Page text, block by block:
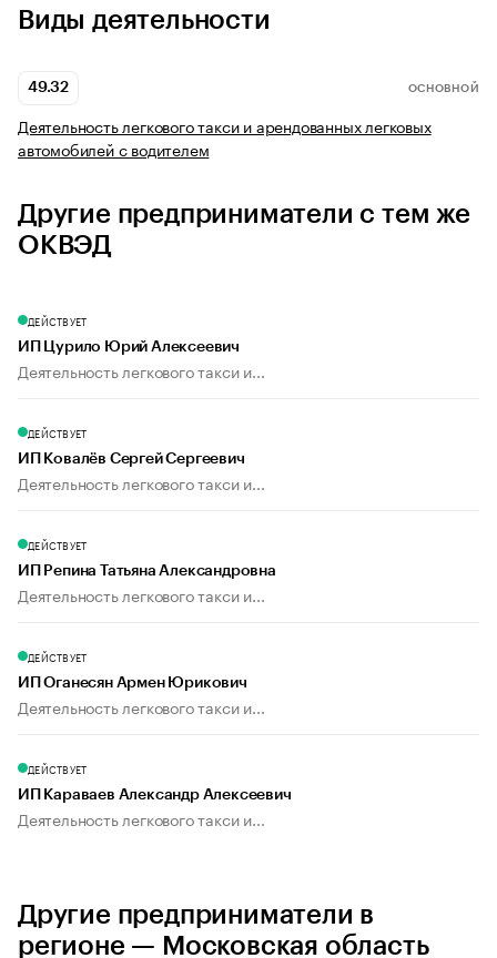
Виды деятельности
49.32 ОСНОВНОЙ
Деятельность легкового такси и арендованных легковых
автомобилей с водителем
Другие предприниматели с тем же
ОКВЭД
ДЕЙСТВУЕТ
ИП Цурило Юрий Алексеевич
Деятельность легкового такси и...
ДЕЙСТВУЕТ
ИП Ковалёв Сергей Сергеевич
Деятельность легкового такси и...
ДЕЙСТВУЕТ
ИП Репина Татьяна Александровна
Деятельность легкового такси и...
ДЕЙСТВУЕТ
ИП Оганесян Армен Юрикович
Деятельность легкового такси и...
ДЕЙСТВУЕТ
ИП Караваев Александр Алексеевич
Деятельность легкового такси и...
Другие предприниматели в
регионе — Московская область